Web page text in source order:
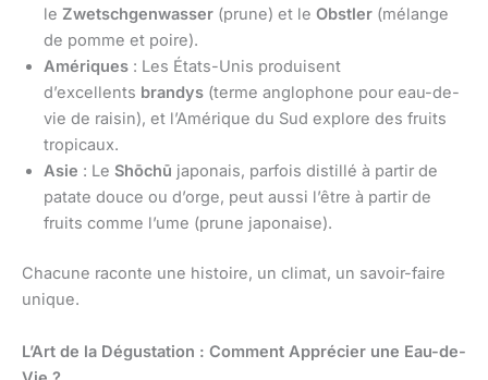
le Zwetschgenwasser (prune) et le Obstler (mélange
de pomme et poire).
Amériques : Les États-Unis produisent
d’excellents brandys (terme anglophone pour eau-de-
vie de raisin), et l’Amérique du Sud explore des fruits
tropicaux.
Asie : Le Shōchū japonais, parfois distillé à partir de
patate douce ou d’orge, peut aussi l’être à partir de
fruits comme l’ume (prune japonaise).
Chacune raconte une histoire, un climat, un savoir-faire
unique.
L’Art de la Dégustation : Comment Apprécier une Eau-de-